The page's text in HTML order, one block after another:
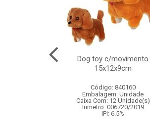
Dog toy c/movimento
15x12x9cm
Código: 840160
Embalagem: Unidade
Caixa Com: 12 Unidade(s)
Inmetro: 006720/2019
IPI: 6.5%